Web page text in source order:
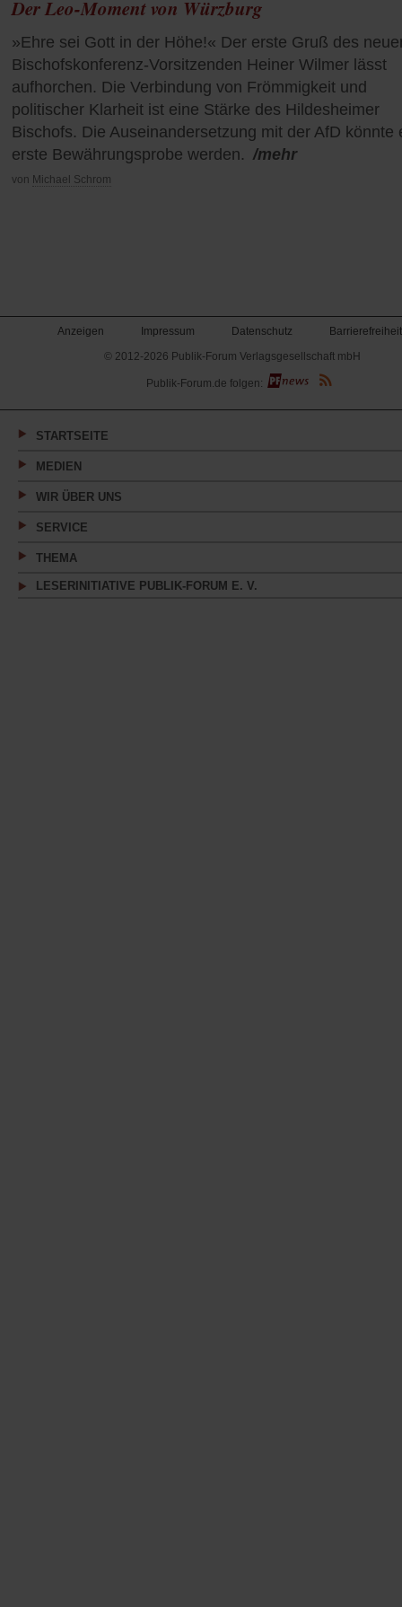
Der Leo-Moment von Würzburg
»Ehre sei Gott in der Höhe!« Der erste Gruß des
Bischofskonferenz-Vorsitzenden Heiner Wilmer lässt
aufhorchen. Die Verbindung von Frömmigkeit und
politischer Klarheit ist eine Stärke des Hildesheimer
Bischofs. Die Auseinandersetzung mit der AfD könnte
erste Bewährungsprobe werden. /mehr
von Michael Schrom
Anzeigen Impressum Datenschutz
Barrierefreiheit
© 2012-2026 Publik-Forum Verlagsgesellschaft mbH
(Öffnet
in
neuen
Publik-Forum.de folgen:
STARTSEITE
MEDIEN
WIR ÜBER UNS
SERVICE
THEMA
LESERINITIATIVE PUBLIK-FORUM E. V.